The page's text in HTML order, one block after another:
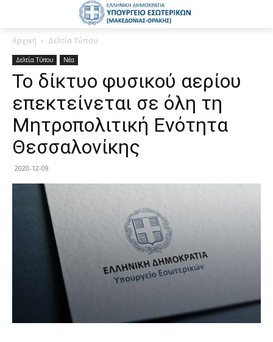
Αρχική Δελτία Τύπου
Δελτία Τύπου Νέα
Το δίκτυο φυσικού αερίου
επεκτείνεται σε όλη τη
Μητροπολιτική Ενότητα
Θεσσαλονίκης
2020-12-09